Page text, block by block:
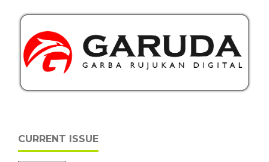
CURRENT ISSUE